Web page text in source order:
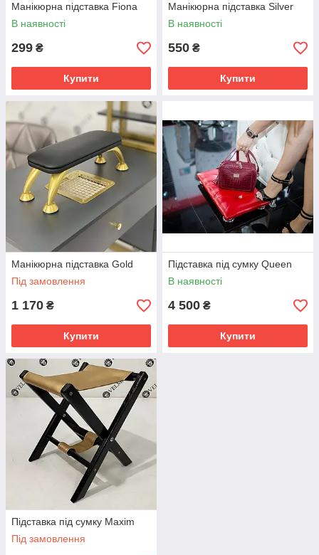
Манікюрна підставка Fiona
В наявності
299 ₴
Купити
Манікюрна підставка Silver
В наявності
550 ₴
Купити
Манікюрна підставка Gold
Під замовлення
1 170 ₴
Купити
Підставка під сумку Queen
В наявності
4 500 ₴
Купити
Підставка під сумку Maxim
Під замовлення